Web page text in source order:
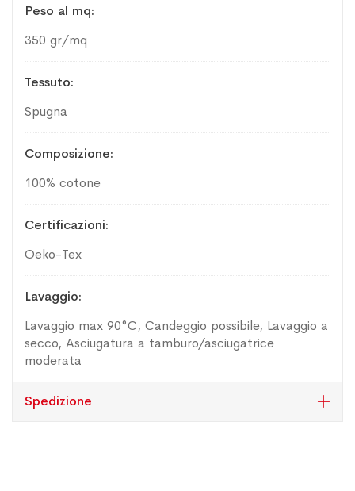
Peso al mq
350 gr/mq
Tessuto
Spugna
Composizione
100% cotone
Certificazioni
Oeko-Tex
Lavaggio
Lavaggio max 90°C, Candeggio possibile, Lavaggio a
secco, Asciugatura a tamburo/asciugatrice
moderata
Spedizione